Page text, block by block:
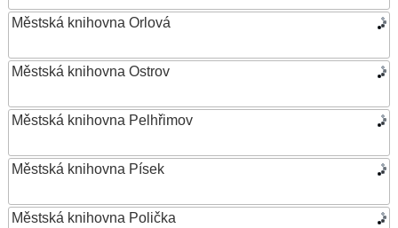
Městská knihovna Orlová
Městská knihovna Ostrov
Městská knihovna Pelhřimov
Městská knihovna Písek
Městská knihovna Polička